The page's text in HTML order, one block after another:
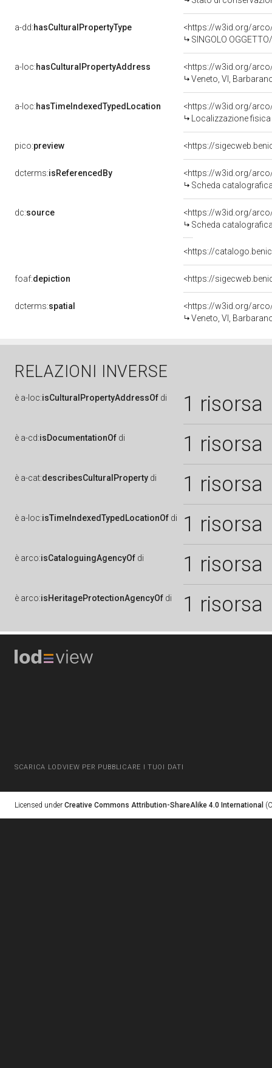
a-dd:hasCulturalPropertyType
<https://w3id.org/
SINGOLO
a-loc:hasCulturalPropertyAddress
<https://w3id.org/
Veneto, VI,
a-loc:hasTimeIndexedTypedLocation
<https://w3id.org/
Localizzazione
pico:preview <https://
dcterms:isReferencedBy
<https://w3id.org/
Scheda
dc:source
<https://w3id.org/
Scheda
<https://
foaf:depiction <https://
dcterms:spatial
<https://w3id.org/
Veneto, VI,
RELAZIONI INVERSE
è a-loc:isCulturalPropertyAddressOf di 1 risorsa
è a-cd:isDocumentationOf di 1 risorsa
è a-cat:describesCulturalProperty di 1 risorsa
è a-loc:isTimeIndexedTypedLocationOf di 1 risorsa
è arco:isCataloguingAgencyOf di 1 risorsa
è arco:isHeritageProtectionAgencyOf di 1 risorsa
SCARICA LODVIEW PER PUBBLICARE I TUOI DATI
Licensed under Creative Commons Attribution-ShareAlike 4.0 International